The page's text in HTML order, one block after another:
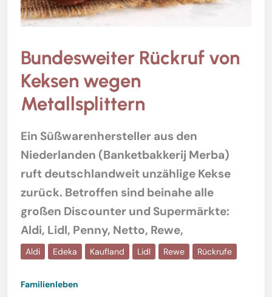
Bundesweiter Rückruf von
Keksen wegen
Metallsplittern
Ein Süßwarenhersteller aus den
Niederlanden (Banketbakkerij Merba)
ruft deutschlandweit unzählige Kekse
zurück. Betroffen sind beinahe alle
großen Discounter und Supermärkte:
Aldi, Lidl, Penny, Netto, Rewe,
Aldi Edeka Kaufland Lidl Rewe Rückrufe
Familienleben